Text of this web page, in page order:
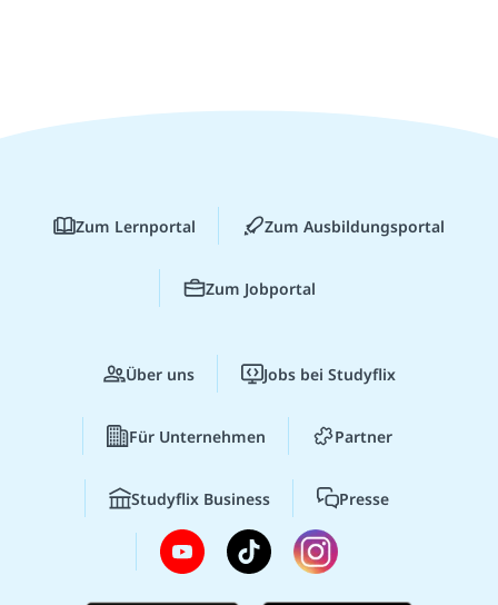
Zum Lernportal Zum Ausbildungsportal
Zum Jobportal
Über uns Jobs bei Studyflix
Für Unternehmen Partner
Studyflix Business Presse